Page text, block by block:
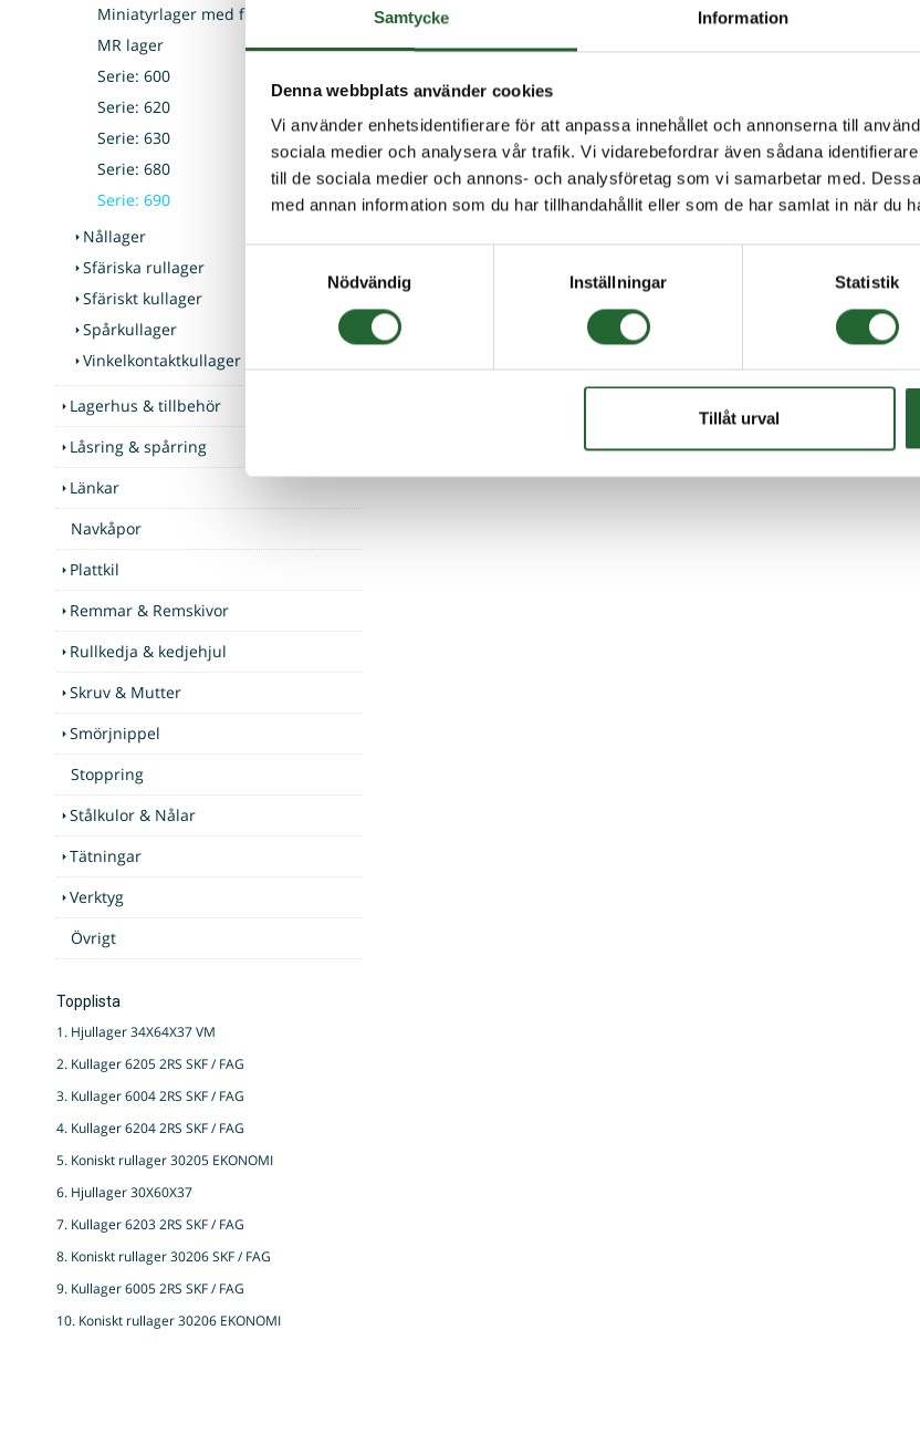
Samtycke Information
Denna webbplats använder cookies
Vi använder enhetsidentifierare för att anpassa innehållet och annonserna till
sociala medier och analysera vår trafik. Vi vidarebefordrar även sådana
till de sociala medier och annons- och analysföretag som vi samarbetar med.
med annan information som du har tillhandahållit eller som de har samlat in när du
Nödvändig
Inställningar Statistik
Tillåt urval
Miniatyrlager med fläns
MR lager
Serie: 600
Serie: 620
Serie: 630
Serie: 680
Serie: 690
Nållager
Sfäriska rullager
Sfäriskt kullager
Spårkullager
Vinkelkontaktkullager
Lagerhus & tillbehör
Låsring & spårring
Länkar
Navkåpor
Plattkil
Remmar & Remskivor
Rullkedja & kedjehjul
Skruv & Mutter
Smörjnippel
Stoppring
Stålkulor & Nålar
Tätningar
Verktyg
Övrigt
Topplista
1. Hjullager 34X64X37 VM
2. Kullager 6205 2RS SKF / FAG
3. Kullager 6004 2RS SKF / FAG
4. Kullager 6204 2RS SKF / FAG
5. Koniskt rullager 30205 EKONOMI
6. Hjullager 30X60X37
7. Kullager 6203 2RS SKF / FAG
8. Koniskt rullager 30206 SKF / FAG
9. Kullager 6005 2RS SKF / FAG
10. Koniskt rullager 30206 EKONOMI
Kullager 698 2RS Innerdiameter: 8 mm
s...
från50,00 :-
KONISKT RULLAGER 30204
47mmBredd: 15,25mm ...
från68,75 :-